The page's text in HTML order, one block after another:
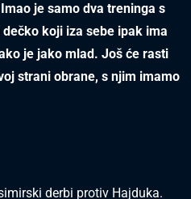
je samo dva treninga s
koji iza sebe ipak ima
je jako mlad. Još će rasti
strani obrane, s njim imamo
derbi protiv Hajduka.